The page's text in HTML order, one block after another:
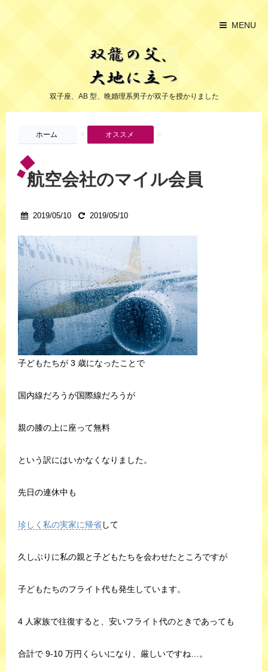
MENU
双子座、AB 型、晩婚理系男子が双子を授かりました
ホーム > オススメ >
航空会社のマイル会員
2019/05/10 2019/05/10
子どもたちが 3 歳になったことで
国内線だろうが国際線だろうが
親の膝の上に座って無料
という訳にはいかなくなりました。
先日の連休中も
珍しく私の実家に帰省して
久しぶりに私の親と子どもたちを会わせたところですが
子どもたちのフライト代も発生しています。
4 人家族で往復すると、安いフライト代のときであっても
合計で 9-10 万円くらいになり、厳しいですね…。